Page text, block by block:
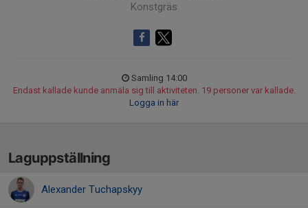
Konstgräs
Samling 14:00
Endast kallade kunde anmäla sig till aktiviteten. 19 personer var kallade.
Logga in här
Laguppställning
Alexander Tuchapskyy